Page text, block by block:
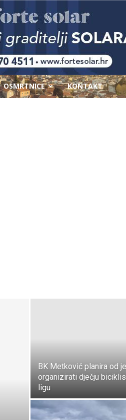
OSMRTNICE KONTAKT
BK Metković planira od
organizirati dječju
ligu